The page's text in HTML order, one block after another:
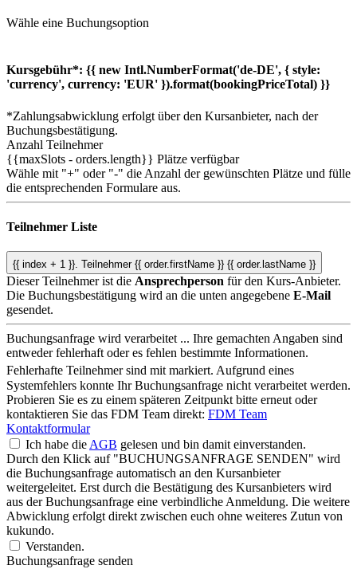
Wähle eine Buchungsoption
Kursgebühr*: {{ new Intl.NumberFormat('de-DE', { style:
'currency', currency: 'EUR' }).format(bookingPriceTotal) }}
*Zahlungsabwicklung erfolgt über den Kursanbieter, nach der
Buchungsbestätigung.
Anzahl Teilnehmer
{{maxSlots - orders.length}} Plätze verfügbar
Wähle mit "+" oder "-" die Anzahl der gewünschten Plätze und fülle
die entsprechenden Formulare aus.
Teilnehmer Liste
{{ index + 1 }}. Teilnehmer {{ order.firstName }} {{ order.lastName }}
Dieser Teilnehmer ist die Ansprechperson für den Kurs-Anbieter.
Die Buchungsbestätigung wird an die unten angegebene E-Mail
gesendet.
Buchungsanfrage wird verarbeitet ... Ihre gemachten Angaben sind
entweder fehlerhaft oder es fehlen bestimmte Informationen.
Fehlerhafte Teilnehmer sind mit markiert. Aufgrund eines
Systemfehlers konnte Ihr Buchungsanfrage nicht verarbeitet werden.
Probieren Sie es zu einem späteren Zeitpunkt bitte erneut oder
kontaktieren Sie das FDM Team direkt: FDM Team
Kontaktformular
Ich habe die AGB gelesen und bin damit einverstanden.
Durch den Klick auf "BUCHUNGSANFRAGE SENDEN" wird
die Buchungsanfrage automatisch an den Kursanbieter
weitergeleitet. Erst durch die Bestätigung des Kursanbieters wird
aus der Buchungsanfrage eine verbindliche Anmeldung. Die weitere
Abwicklung erfolgt direkt zwischen euch ohne weiteres Zutun von
kukundo.
Verstanden.
Buchungsanfrage senden